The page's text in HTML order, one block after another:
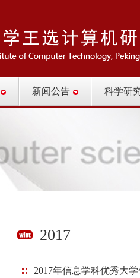
新闻公告 科学研
2017
2017年信息学科优秀大